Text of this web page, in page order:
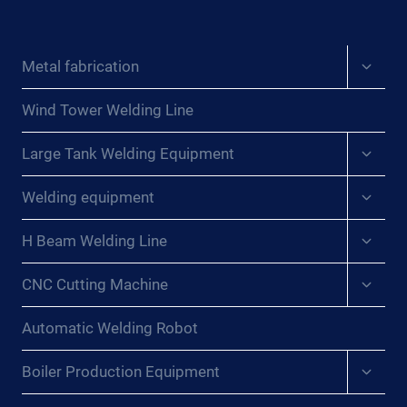
ASIL P
CONSEJOS
PARA
OBTENER
RESULTADOS
PROFESIONALES{:}
KUNST
SCHWEISSMANIPULATION B
EHERRSCHEN: T
ECHNIKEN U
ÜR P
RGEBNISSE{:}{
Metal fabrication
Wind Tower Welding Line
Large Tank Welding Equipment
Welding equipment
H Beam Welding Line
CNC Cutting Machine
Automatic Welding Robot
Boiler Production Equipment